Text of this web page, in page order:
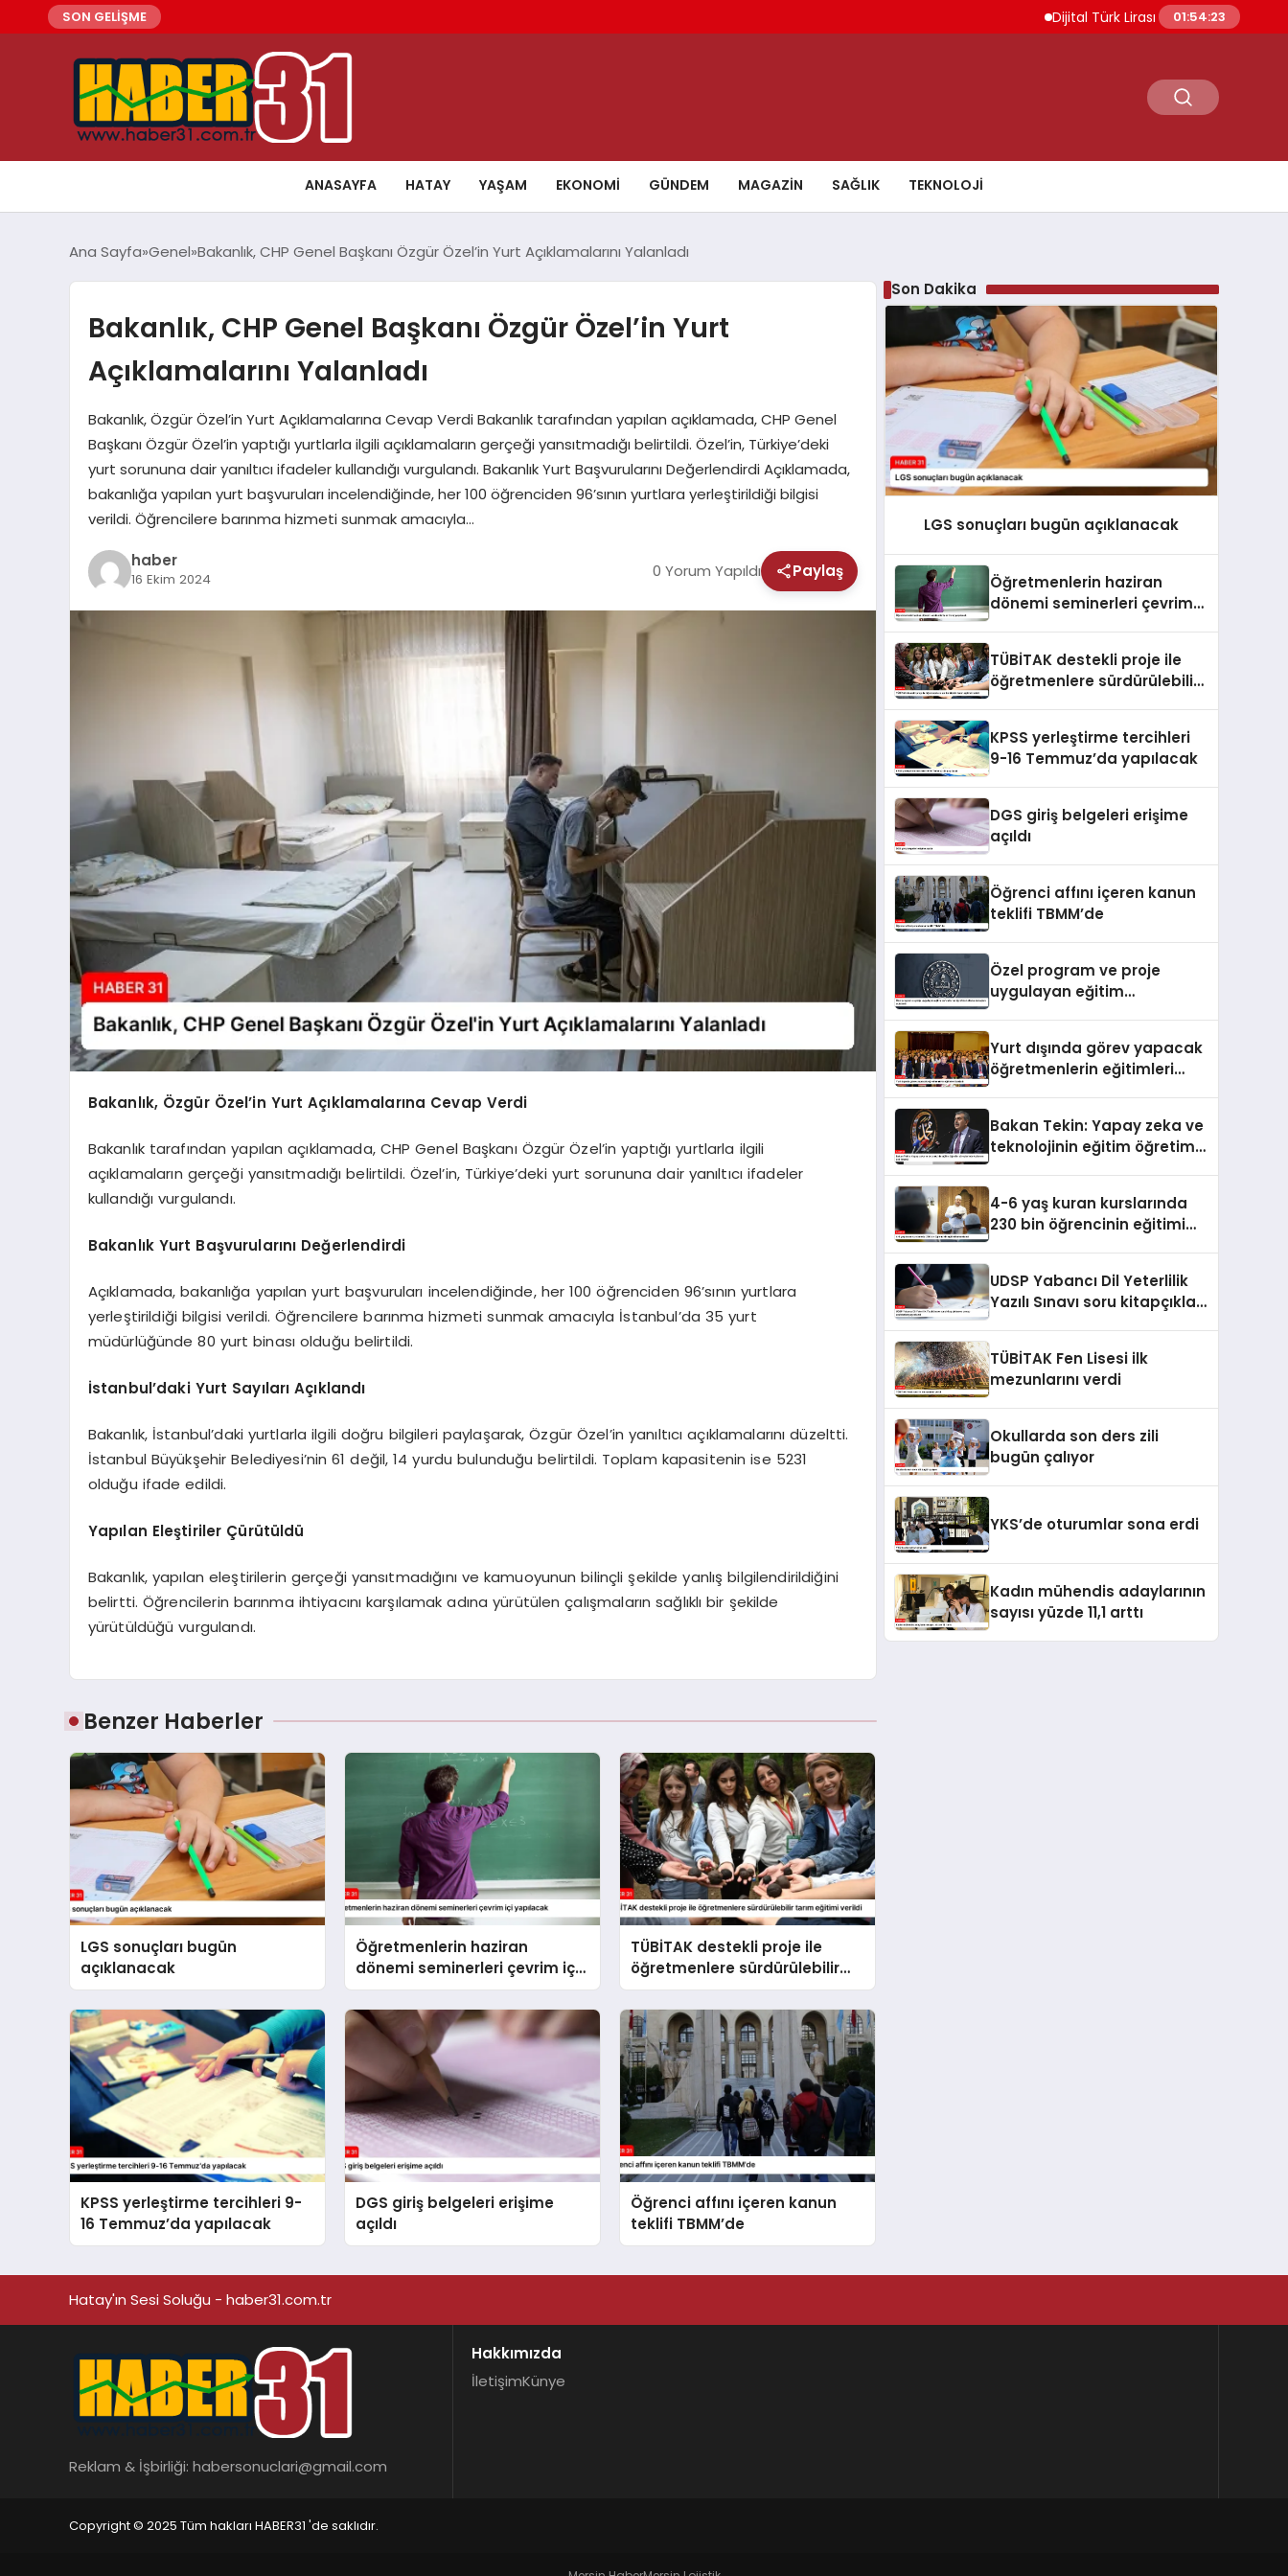
SON GELİŞME Dijital Türk Lirası Projesi Başvuru
01:54:24
ANASAYFA HATAY YAŞAM EKONOMI GÜNDEM MAGAZIN SAĞLIK TEKNOLOJI
Ana Sayfa Genel Bakanlık, CHP Genel Başkanı Özgür Özel’in Yurt Açıklamalarını Yalanladı
Bakanlık, CHP Genel Başkanı Özgür Özel’in Yurt
Açıklamalarını Yalanladı
Bakanlık, Özgür Özel’in Yurt Açıklamalarına Cevap Verdi Bakanlık tarafından yapılan açıklamada, CHP Genel
Başkanı Özgür Özel’in yaptığı yurtlarla ilgili açıklamaların gerçeği yansıtmadığı belirtildi. Özel’in, Türkiye’deki
yurt sorununa dair yanıltıcı ifadeler kullandığı vurgulandı. Bakanlık Yurt Başvurularını Değerlendirdi Açıklamada,
bakanlığa yapılan yurt başvuruları incelendiğinde, her 100 öğrenciden 96’sının yurtlara yerleştirildiği bilgisi
verildi. Öğrencilere barınma hizmeti sunmak amacıyla…
haber
16 Ekim 2024 0 Yorum Yapıldı Paylaş
Bakanlık, Özgür Özel’in Yurt Açıklamalarına Cevap Verdi
Bakanlık tarafından yapılan açıklamada, CHP Genel Başkanı Özgür Özel’in yaptığı yurtlarla ilgili
açıklamaların gerçeği yansıtmadığı belirtildi. Özel’in, Türkiye’deki yurt sorununa dair yanıltıcı ifadeler
kullandığı vurgulandı.
Bakanlık Yurt Başvurularını Değerlendirdi
Açıklamada, bakanlığa yapılan yurt başvuruları incelendiğinde, her 100 öğrenciden 96’sının yurtlara
yerleştirildiği bilgisi verildi. Öğrencilere barınma hizmeti sunmak amacıyla İstanbul’da 35 yurt
müdürlüğünde 80 yurt binası olduğu belirtildi.
İstanbul’daki Yurt Sayıları Açıklandı
Bakanlık, İstanbul’daki yurtlarla ilgili doğru bilgileri paylaşarak, Özgür Özel’in yanıltıcı açıklamalarını düzeltti.
İstanbul Büyükşehir Belediyesi’nin 61 değil, 14 yurdu bulunduğu belirtildi. Toplam kapasitenin ise 5231
olduğu ifade edildi.
Yapılan Eleştiriler Çürütüldü
Bakanlık, yapılan eleştirilerin gerçeği yansıtmadığını ve kamuoyunun bilinçli şekilde yanlış bilgilendirildiğini
belirtti. Öğrencilerin barınma ihtiyacını karşılamak adına yürütülen çalışmaların sağlıklı bir şekilde
yürütüldüğü vurgulandı.
Benzer Haberler
LGS sonuçları bugün
açıklanacak
Öğretmenlerin haziran
dönemi seminerleri çevrim içi
yapılacak
TÜBİTAK destekli proje ile
öğretmenlere sürdürülebilir
tarım eğitimi verildi
KPSS yerleştirme tercihleri 9-
16 Temmuz’da yapılacak
DGS giriş belgeleri erişime
açıldı
Öğrenci affını içeren kanun
teklifi TBMM’de
Son Dakika
LGS sonuçları bugün açıklanacak
Öğretmenlerin haziran
dönemi seminerleri çevrim
TÜBİTAK destekli proje ile
öğretmenlere sürdürülebilir
KPSS yerleştirme tercihleri
9-16 Temmuz’da yapılacak
DGS giriş belgeleri erişime
açıldı
Öğrenci affını içeren kanun
teklifi TBMM’de
Özel program ve proje
uygulayan eğitim
Yurt dışında görev yapacak
öğretmenlerin eğitimleri
Bakan Tekin: Yapay zeka ve
teknolojinin eğitim öğretim
4-6 yaş kuran kurslarında
230 bin öğrencinin eğitimi
UDSP Yabancı Dil Yeterlilik
Yazılı Sınavı soru kitapçıkları
TÜBİTAK Fen Lisesi ilk
mezunlarını verdi
Okullarda son ders zili
bugün çalıyor
YKS’de oturumlar sona erdi
Kadın mühendis adaylarının
sayısı yüzde 11,1 arttı
Hatay'ın Sesi Soluğu - haber31.com.tr
Reklam & İşbirliği: habersonuclari@gmail.com
Hakkımızda
İletişimKünye
Copyright © 2025 Tüm hakları HABER31 'de saklıdır.